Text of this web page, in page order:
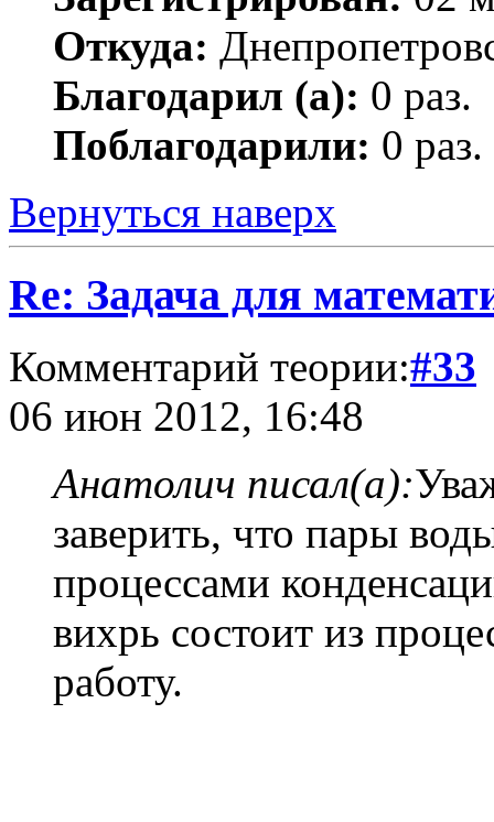
Откуда:
Благодарил (а): 0 раз.
Поблагодарили: 0 раз.
Вернуться наверх
Re: Задача для
Комментарий теории:#33
06 июн 2012, 16:48
Анатолич писал(а):
заверить, что пары
процессами
вихрь состоит из
работу.